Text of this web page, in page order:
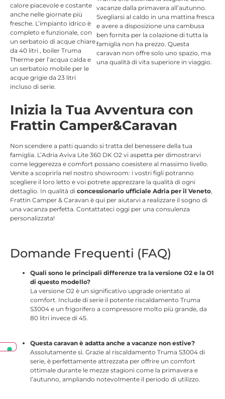
calore piacevole e costante
anche nelle giornate più
fresche. L’impianto idrico è
completo e funzionale, con
un serbatoio di acque chiare
da 40 litri , boiler Truma
Therme per l’acqua calda e
un serbatoio mobile per le
acque grigie da 23 litri
incluso di serie.
vacanze dalla primavera all’autunno.
Svegliarsi al caldo in una mattina fresca
e avere a disposizione una cambusa
ben fornita per la colazione di tutta la
famiglia non ha prezzo. Questa
caravan non offre solo uno spazio, ma
una qualità di vita superiore in viaggio.
Inizia la Tua Avventura con
Frattin Camper&Caravan
Non scendere a patti quando si tratta del benessere della tua
famiglia. L’Adria Aviva Lite 360 DK O2 vi aspetta per dimostrarvi
come leggerezza e comfort possano coesistere al massimo livello.
Venite a scoprirla nel nostro showroom: i vostri figli potranno
scegliere il loro letto e voi potrete apprezzare la qualità di ogni
dettaglio. In qualità di concessionario ufficiale Adria per il Veneto,
Frattin Camper & Caravan è qui per aiutarvi a realizzare il sogno di
una vacanza perfetta. Contattateci oggi per una consulenza
personalizzata!
Domande Frequenti (FAQ)
Quali sono le principali differenze tra la versione O2 e la O1
di questo modello?
La versione O2 è un significativo upgrade orientato al
comfort. Include di serie il potente riscaldamento Truma
S3004 e un frigorifero a compressore molto più grande, da
80 litri invece di 45.
Questa caravan è adatta anche a vacanze non estive?
Assolutamente sì. Grazie al riscaldamento Truma S3004 di
serie, è perfettamente attrezzata per offrire un comfort
ottimale durante le mezze stagioni come la primavera e
l’autunno, ampliando notevolmente il periodo di utilizzo.